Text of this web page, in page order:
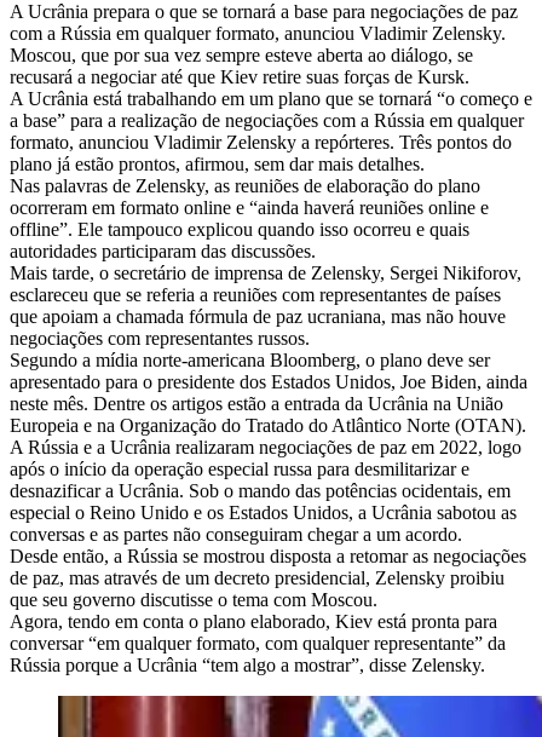
A Ucrânia prepara o que se tornará a base para negociações de paz
com a Rússia em qualquer formato, anunciou Vladimir Zelensky.
Moscou, que por sua vez sempre esteve aberta ao diálogo, se
recusará a negociar até que Kiev retire suas forças de Kursk.
A Ucrânia está trabalhando em um plano que se tornará “o começo e
a base” para a realização de negociações com a Rússia em qualquer
formato, anunciou Vladimir Zelensky a repórteres. Três pontos do
plano já estão prontos, afirmou, sem dar mais detalhes.
Nas palavras de Zelensky, as reuniões de elaboração do plano
ocorreram em formato online e “ainda haverá reuniões online e
offline”. Ele tampouco explicou quando isso ocorreu e quais
autoridades participaram das discussões.
Mais tarde, o secretário de imprensa de Zelensky, Sergei Nikiforov,
esclareceu que se referia a reuniões com representantes de países
que apoiam a chamada fórmula de paz ucraniana, mas não houve
negociações com representantes russos.
Segundo a mídia norte-americana Bloomberg, o plano deve ser
apresentado para o presidente dos Estados Unidos, Joe Biden, ainda
neste mês. Dentre os artigos estão a entrada da Ucrânia na União
Europeia e na Organização do Tratado do Atlântico Norte (OTAN).
A Rússia e a Ucrânia realizaram negociações de paz em 2022, logo
após o início da operação especial russa para desmilitarizar e
desnazificar a Ucrânia. Sob o mando das potências ocidentais, em
especial o Reino Unido e os Estados Unidos, a Ucrânia sabotou as
conversas e as partes não conseguiram chegar a um acordo.
Desde então, a Rússia se mostrou disposta a retomar as negociações
de paz, mas através de um decreto presidencial, Zelensky proibiu
que seu governo discutisse o tema com Moscou.
Agora, tendo em conta o plano elaborado, Kiev está pronta para
conversar “em qualquer formato, com qualquer representante” da
Rússia porque a Ucrânia “tem algo a mostrar”, disse Zelensky.